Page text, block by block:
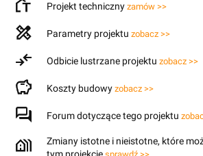
Projekt techniczny zamów >>
Parametry projektu zobacz >>
Odbicie lustrzane projektu zobacz >>
Koszty budowy zobacz >>
Forum dotyczące tego projektu
Zmiany istotne i nieistotne, które